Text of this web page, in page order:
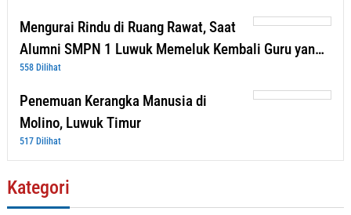
Mengurai Rindu di Ruang Rawat, Saat
Alumni SMPN 1 Luwuk Memeluk Kembali Guru yan…
558 Dilihat
Penemuan Kerangka Manusia di
Molino, Luwuk Timur
517 Dilihat
Kategori